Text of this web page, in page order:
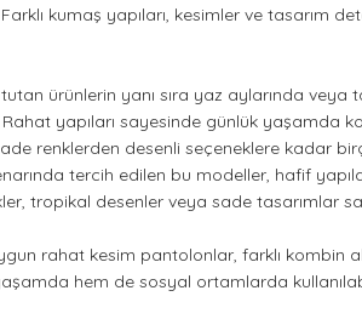
kumaş yapıları, kesimler ve tasarım
ürünlerin yanı sıra yaz aylarında
yapıları sayesinde günlük
renklerden desenli seçeneklere kadar
tercih edilen bu modeller, hafif
tropikal desenler veya sade tasarımlar
rahat kesim pantolonlar, farklı kombin
hem de sosyal ortamlarda